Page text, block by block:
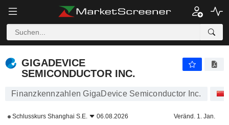
GIGADEVICE
SEMICONDUCTOR INC.
Finanzkennzahlen GigaDevice Semiconductor Inc.
Schlusskurs Shanghai S.E. 06.08.2026 Veränd. 1. Jan.